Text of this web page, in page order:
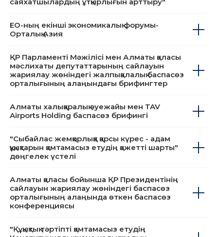
ИКАО аймақтық симпозиумы "технологиялар
саяхатшылардың ұтқырлығын арттыру"
Орталық Азия
ҚР Парламенті Мәжілісі мен Алматы қаласы
мәслихаты депутаттарының сайлауын
орталығының алаңындағы брифингтер
Airports Holding баспасөз брифингі
"Сыбайлас жемқорлыққа қарсы күрес - адам
дөңгелек үстелі
Алматы қаласы бойынша ҚР Президентінің
сайлауын жариялау жөніндегі баспасөз
конференциясы